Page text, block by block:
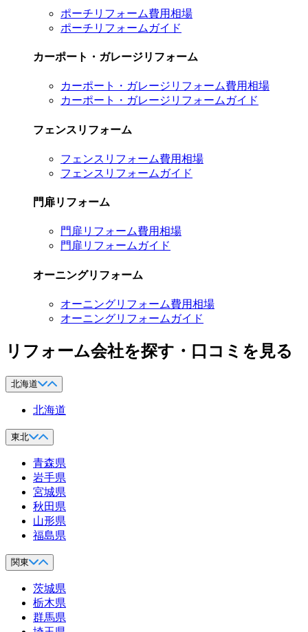
ポーチリフォーム費用相場
ポーチリフォームガイド
カーポート・ガレージリフォーム
カーポート・ガレージリフォーム費用相場
カーポート・ガレージリフォームガイド
フェンスリフォーム
フェンスリフォーム費用相場
フェンスリフォームガイド
門扉リフォーム
門扉リフォーム費用相場
門扉リフォームガイド
オーニングリフォーム
オーニングリフォーム費用相場
オーニングリフォームガイド
リフォーム会社を探す・口コミを見る
北海道
北海道
東北
青森県
岩手県
宮城県
秋田県
山形県
福島県
関東
茨城県
栃木県
群馬県